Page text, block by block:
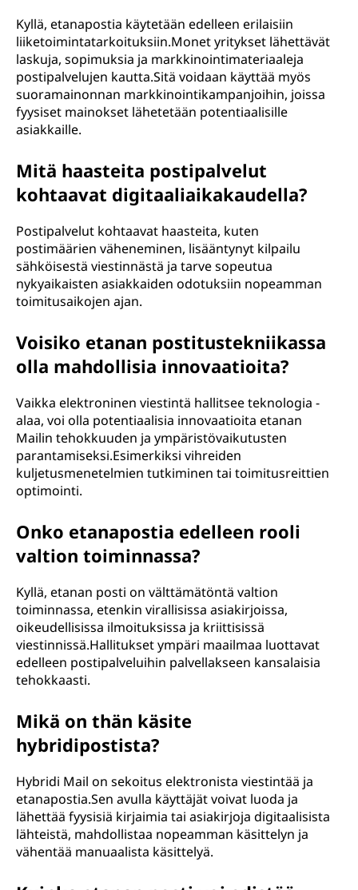
Kyllä, etanapostia käytetään edelleen erilaisiin
liiketoimintatarkoituksiin.Monet yritykset lähettävät
laskuja, sopimuksia ja markkinointimateriaaleja
postipalvelujen kautta.Sitä voidaan käyttää myös
suoramainonnan markkinointikampanjoihin, joissa
fyysiset mainokset lähetetään potentiaalisille
asiakkaille.
Mitä haasteita postipalvelut
kohtaavat digitaaliaikakaudella?
Postipalvelut kohtaavat haasteita, kuten
postimäärien väheneminen, lisääntynyt kilpailu
sähköisestä viestinnästä ja tarve sopeutua
nykyaikaisten asiakkaiden odotuksiin nopeamman
toimitusaikojen ajan.
Voisiko etanan postitustekniikassa
olla mahdollisia innovaatioita?
Vaikka elektroninen viestintä hallitsee teknologia -
alaa, voi olla potentiaalisia innovaatioita etanan
Mailin tehokkuuden ja ympäristövaikutusten
parantamiseksi.Esimerkiksi vihreiden
kuljetusmenetelmien tutkiminen tai toimitusreittien
optimointi.
Onko etanapostia edelleen rooli
valtion toiminnassa?
Kyllä, etanan posti on välttämätöntä valtion
toiminnassa, etenkin virallisissa asiakirjoissa,
oikeudellisissa ilmoituksissa ja kriittisissä
viestinnissä.Hallitukset ympäri maailmaa luottavat
edelleen postipalveluihin palvellakseen kansalaisia
tehokkaasti.
Mikä on thän käsite
hybridipostista?
Hybridi Mail on sekoitus elektronista viestintää ja
etanapostia.Sen avulla käyttäjät voivat luoda ja
lähettää fyysisiä kirjaimia tai asiakirjoja digitaalisista
lähteistä, mahdollistaa nopeamman käsittelyn ja
vähentää manuaalista käsittelyä.